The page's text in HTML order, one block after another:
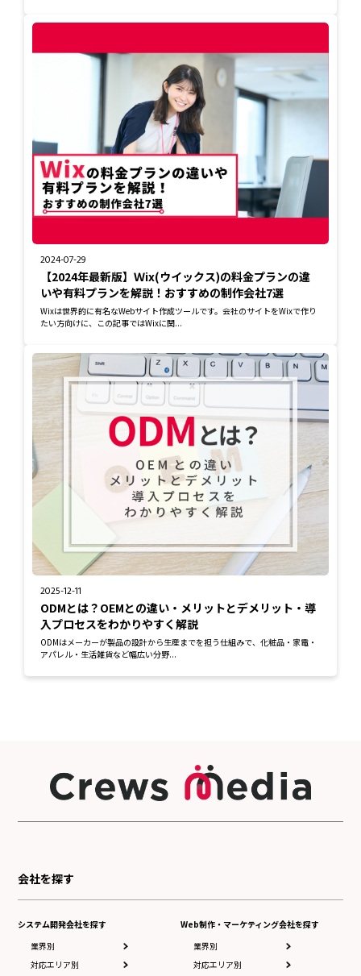
2024-07-29
【2024年最新版】Ｗix(ウイックス)の料金プランの違
いや有料プランを解説！おすすめの制作会社7選
Wixは世界的に有名なWebサイト作成ツールです。会社のサイトをWixで作り
たい方向けに、この記事ではWixに関...
2025-12-11
ODMとは？OEMとの違い・メリットとデメリット・導
入プロセスをわかりやすく解説
ODMはメーカーが製品の設計から生産までを担う仕組みで、化粧品・家電・
アパレル・生活雑貨など幅広い分野...
会社を探す
システム開発会社を探す
業界別
対応エリア別
Web制作・マーケティング会社を探す
業界別
対応エリア別